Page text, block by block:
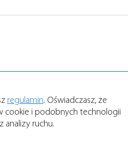
regulamin. Oświadczasz, że
cookie i podobnych technologii
analizy ruchu.